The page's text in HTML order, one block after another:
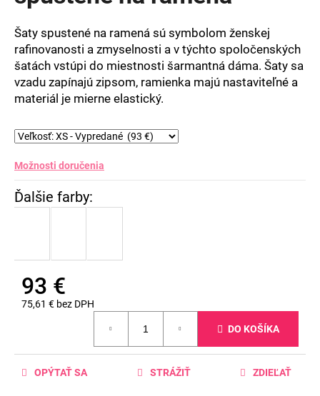
hviezdičiek.
Šaty spustené na ramená sú symbolom ženskej
rafinovanosti a zmyselnosti a v týchto spoločenských
šatách vstúpi do miestnosti šarmantná dáma. Šaty sa
vzadu zapínajú zipsom, ramienka majú nastaviteľné a
materiál je mierne elastický.
Možnosti doručenia
93 €
75,61 € bez DPH
DO KOŠÍKA
OPÝTAŤ SA STRÁŽIŤ ZDIEĽAŤ